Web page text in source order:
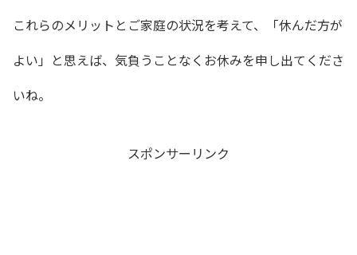
これらのメリットとご家庭の状況を考えて、「休んだ方が
よい」と思えば、気負うことなくお休みを申し出てくださ
いね。
スポンサーリンク